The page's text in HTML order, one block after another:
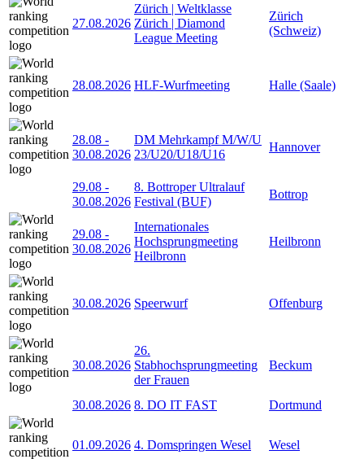
27.08.2026
Zürich | Weltklasse
Zürich | Diamond
League Meeting
Zürich
(Schweiz)
28.08.2026 HLF-Wurfmeeting Halle (Saale)
28.08 -
30.08.2026
DM Mehrkampf M/W/U
23/U20/U18/U16
Hannover
29.08 -
30.08.2026
8. Bottroper Ultralauf
Festival (BUF)
Bottrop
29.08 -
30.08.2026
Internationales
Hochsprungmeeting
Heilbronn
Heilbronn
30.08.2026 Speerwurf Offenburg
30.08.2026
26.
Stabhochsprungmeeting
der Frauen
Beckum
30.08.2026 8. DO IT FAST Dortmund
01.09.2026 4. Domspringen Wesel Wesel